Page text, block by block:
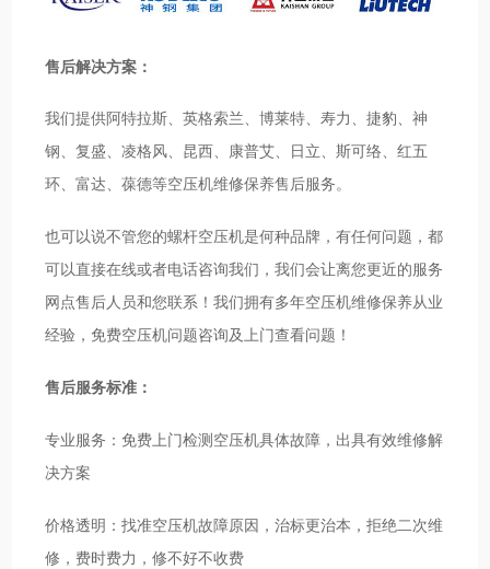
售后解决方案：
我们提供阿特拉斯、英格索兰、博莱特、寿力、捷豹、神
钢、复盛、凌格风、昆西、康普艾、日立、斯可络、红五
环、富达、葆德等空压机维修保养售后服务。
也可以说不管您的螺杆空压机是何种品牌，有任何问题，都
可以直接在线或者电话咨询我们，我们会让离您更近的服务
网点售后人员和您联系！我们拥有多年空压机维修保养从业
经验，免费空压机问题咨询及上门查看问题！
售后服务标准：
专业服务：免费上门检测空压机具体故障，出具有效维修解
决方案
价格透明：找准空压机故障原因，治标更治本，拒绝二次维
修，费时费力，修不好不收费